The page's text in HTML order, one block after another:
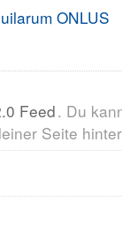
ONLUS
Feed. Du
Seite